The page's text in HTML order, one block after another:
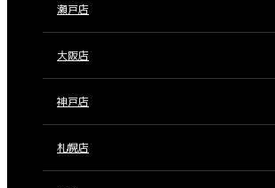
瀬戸店
大阪店
神戸店
札幌店